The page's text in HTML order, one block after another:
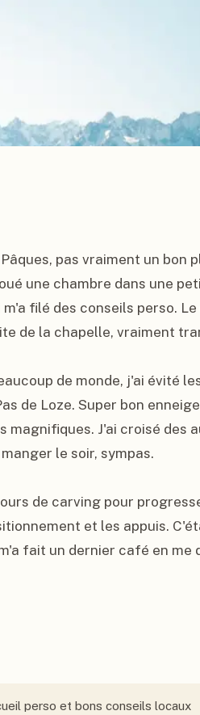
pas vraiment un bon
une chambre dans une
filé des conseils perso.
de la chapelle, vraiment
de monde, j'ai évité
de Loze. Super bon
magnifiques. J'ai croisé des
le soir, sympas.
de carving pour
et les appuis.
fait un dernier café en me
perso et bons conseils locaux